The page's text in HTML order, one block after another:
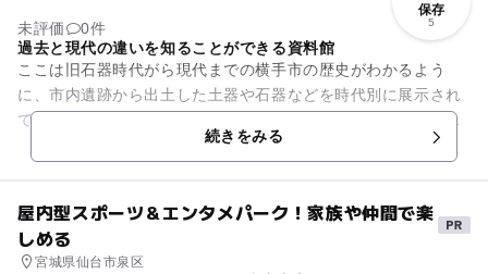
保存
5
未評価
0件
過去と現代の違いを知ることができる資料館
ここは旧石器時代がら現代までの横手市の歴史がわかるよう
に、市内遺跡から出土した土器や石器などを時代別に展示され
ており、現在は廃線となっている横荘線鉄道に関する資料も展
示しています。また農機具など...
続きをみる
屋内型スポーツ＆エンタメパーク！家族や仲間で楽
しめる
宮城県仙台市泉区